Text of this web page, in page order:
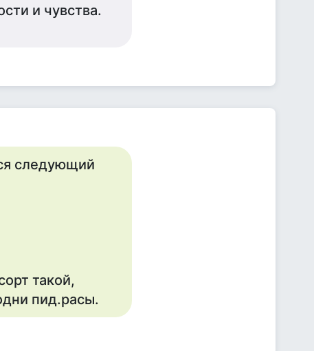
и чувства.
следующий
такой,
пид.расы.